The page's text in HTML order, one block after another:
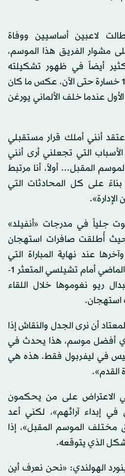
لاعبين أساسيين ووفاة
مشوار الفريق هذا الموسم،
أيضاً في ظهور تشكيلته
بصورة مفككة وتلقيه 11 خسارة حتى الآن، عكس ما كان
عندما خلف الألماني يورغن
أنني أملك قرار مستقبلي
التي تجعلني أرى أنني
المقبل... أولاً، أنا مرتبط
بناءً على كل المحادثات التي
جلياً في مدرجات «أنفيلد»
حيث أُطلقت صافرات استهجان
عند نهاية المباراة التي
انتهت بالتعادل الأسبوع الماضي أمام تشيلسي المتعثر 1-
ريو نغوموها خلال اللقاء
استهجان.
أن نرى الجدل والنقاش إذا
أفضل موسم، هذا يحدث في
في ليفربول فقط. هذه هي
القدم».
على من يحكمون
إبداء آرائهم»، لكني أعد
مختلف الموسم المقبل»، إذا
الذي يتوقعه.
الهولندي: «نحن نعرف أين